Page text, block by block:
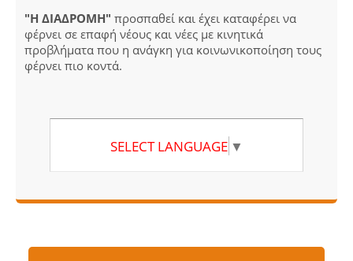
"Η ΔΙΑΔΡΟΜΗ" προσπαθεί και έχει καταφέρει να
φέρνει σε επαφή νέους και νέες με κινητικά
προβλήματα που η ανάγκη για κοινωνικοποίηση τους
φέρνει πιο κοντά.
SELECT LANGUAGE ▼